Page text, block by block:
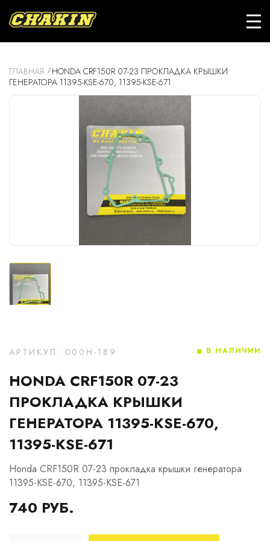
ГЛАВНАЯ
HONDA CRF150R 07-23 ПРОКЛАДКА КРЫШКИ
ГЕНЕРАТОРА 11395-KSE-670, 11395-KSE-671
АРТИКУЛ: 000H-189
HONDA CRF150R 07-23
ПРОКЛАДКА КРЫШКИ
ГЕНЕРАТОРА 11395-KSE-670,
11395-KSE-671
Honda CRF150R 07-23 прокладка крышки генератора
11395-KSE-670, 11395-KSE-671
740 РУБ.
В НАЛИЧИИ